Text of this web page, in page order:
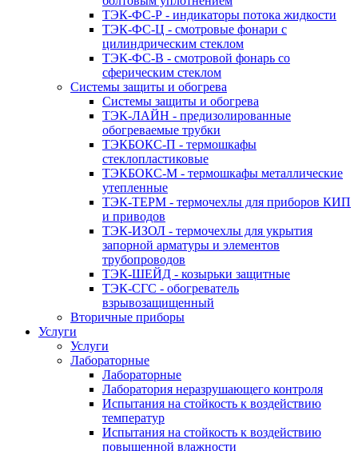
ТЭК-ФС-Р - индикаторы потока жидкости
ТЭК-ФС-Ц - смотровые фонари с
цилиндрическим стеклом
ТЭК-ФС-В - смотровой фонарь со
сферическим стеклом
Системы защиты и обогрева
Системы защиты и обогрева
ТЭК-ЛАЙН - предизолированные
обогреваемые трубки
ТЭКБОКС-П - термошкафы
стеклопластиковые
ТЭКБОКС-М - термошкафы металлические
утепленные
ТЭК-ТЕРМ - термочехлы для приборов КИП
и приводов
ТЭК-ИЗОЛ - термочехлы для укрытия
запорной арматуры и элементов
трубопроводов
ТЭК-ШЕЙД - козырьки защитные
ТЭК-СГС - обогреватель
взрывозащищенный
Вторичные приборы
Услуги
Услуги
Лабораторные
Лабораторные
Лаборатория неразрушающего контроля
Испытания на стойкость к воздействию
температур
Испытания на стойкость к воздействию
повышенной влажности